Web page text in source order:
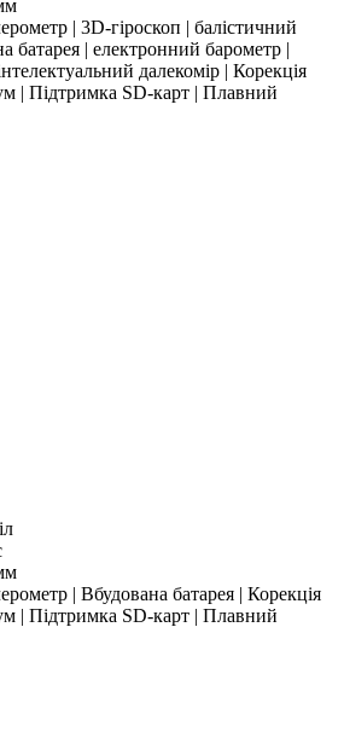
| 3D-гіроскоп | балістичний
батарея | електронний барометр |
далекомір | Корекція
| Підтримка SD-карт | Плавний
| Вбудована батарея | Корекція
| Підтримка SD-карт | Плавний